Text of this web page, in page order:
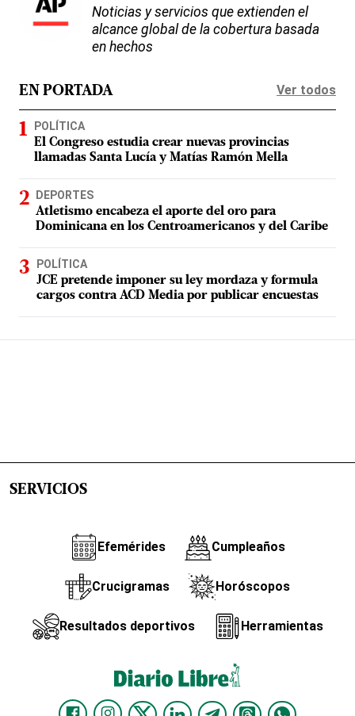
Noticias y servicios que extienden el
alcance global de la cobertura basada
en hechos
EN PORTADA Ver todos
POLÍTICA
El Congreso estudia crear nuevas provincias
llamadas Santa Lucía y Matías Ramón Mella
DEPORTES
Atletismo encabeza el aporte del oro para
Dominicana en los Centroamericanos y del Caribe
POLÍTICA
JCE pretende imponer su ley mordaza y formula
cargos contra ACD Media por publicar encuestas
SERVICIOS
Efemérides Cumpleaños
Crucigramas Horóscopos
Resultados deportivos Herramientas